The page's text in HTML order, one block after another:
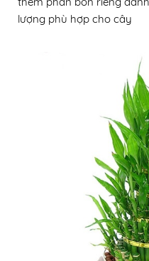
lượng phù hợp cho cây